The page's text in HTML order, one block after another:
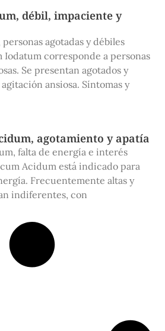
débil, impaciente y
agotadas y débiles
corresponde a personas
Se presentan agotados y
ansiosa. Síntomas y
agotamiento y apatía
falta de energía e interés
Acidum está indicado para
Frecuentemente altas y
indiferentes, con